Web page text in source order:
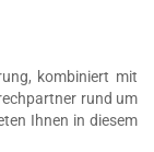
kombiniert mit
rund um
Ihnen in diesem